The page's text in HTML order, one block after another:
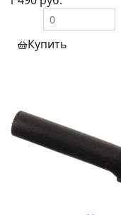
Купить